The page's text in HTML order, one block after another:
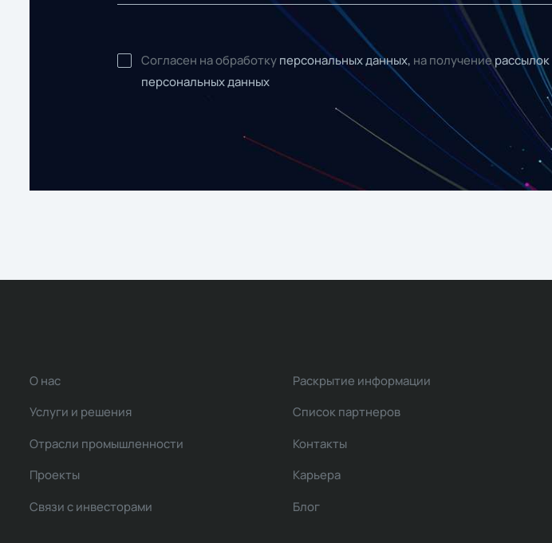
Согласен на обработку персональных данных, на получениерассылок
персональных данных
О нас
Услуги и решения
Отрасли промышленности
Проекты
Связи с инвесторами
Раскрытие информации
Список партнеров
Контакты
Карьера
Блог